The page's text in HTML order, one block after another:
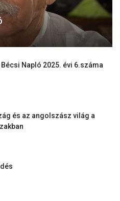
Napló 2025. évi 6.száma
és az angolszász világ a